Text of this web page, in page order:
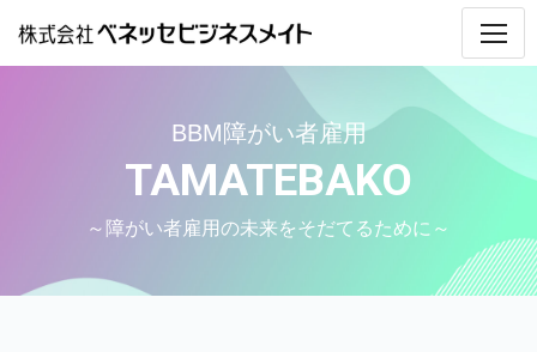
トピックス
会社情報
BBM障がい者雇用
TAMATEBAKO
～障がい者雇用の未来をそだてるために～